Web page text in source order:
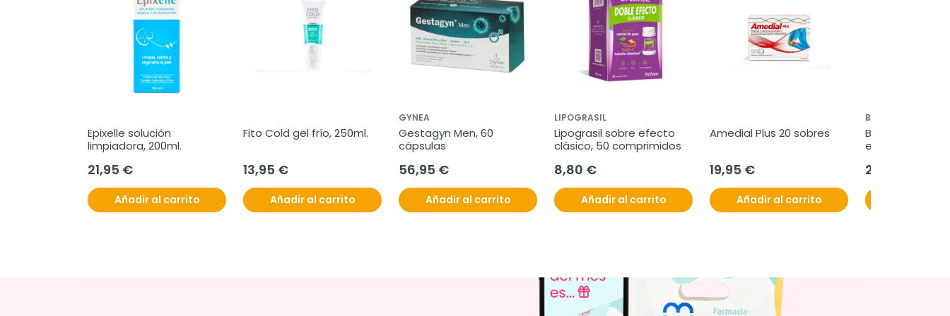
Epixelle solución
limpiadora, 200ml.
21,95 €
Añadir al carrito
Fito Cold gel frío, 250ml.
13,95 €
Añadir al carrito
GYNEA
Gestagyn Men, 60
cápsulas
56,95 €
Añadir al carrito
LIPOGRASIL
Lipograsil sobre efecto
clásico, 50 comprimidos
8,80 €
Añadir al carrito
Amedial Plus 20 sobres
19,95 €
Añadir al carrito
BAYER
Berocca Boost,
efervescentes.
21,90 €